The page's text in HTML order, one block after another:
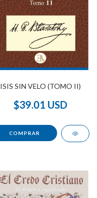
ISIS SIN VELO (TOMO II)
$39.01 USD